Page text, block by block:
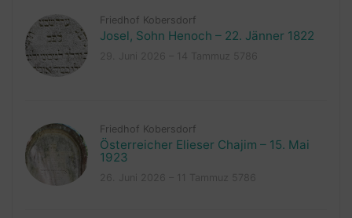
Friedhof Kobersdorf
Josel, Sohn Henoch – 22. Jänner 1822
Friedhof Kobersdorf
Österreicher Elieser Chajim – 15. Mai
1923